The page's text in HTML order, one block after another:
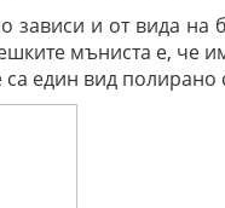
зависи и от вида на
мъниста е, че
един вид полирано